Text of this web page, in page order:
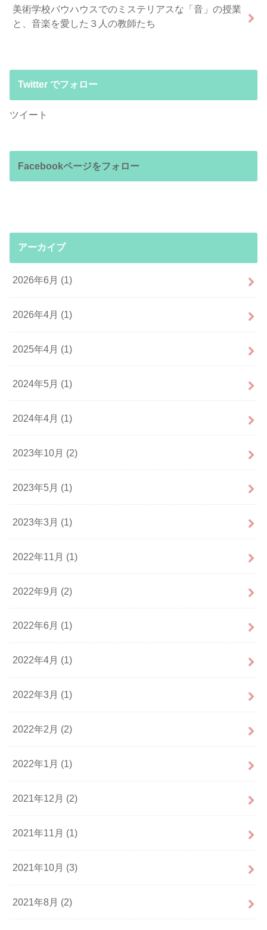
美術学校バウハウスでのミステリアスな「音」の授業
と、音楽を愛した３人の教師たち
Twitter でフォロー
ツイート
Facebookページをフォロー
アーカイブ
2026年6月 (1)
2026年4月 (1)
2025年4月 (1)
2024年5月 (1)
2024年4月 (1)
2023年10月 (2)
2023年5月 (1)
2023年3月 (1)
2022年11月 (1)
2022年9月 (2)
2022年6月 (1)
2022年4月 (1)
2022年3月 (1)
2022年2月 (2)
2022年1月 (1)
2021年12月 (2)
2021年11月 (1)
2021年10月 (3)
2021年8月 (2)